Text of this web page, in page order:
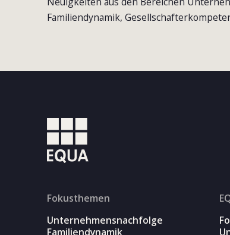
Familiendynamik,
Fokusthemen
Unternehmensnachfolge
Familiendynamik